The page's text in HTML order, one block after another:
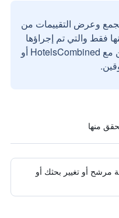
وعرض التقييمات من
فقط والتي تم إجراؤها
بواسطة مستخدمين حقيقيين مع HotelsCombined أو
مرشح أو تغيير بحثك أو